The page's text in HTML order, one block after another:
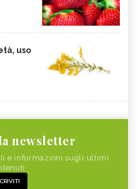
uso
newsletter
e informazioni sugli ultimi